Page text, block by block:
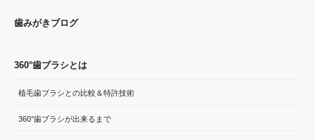
歯みがきブログ
360°歯ブラシとは
植毛歯ブラシとの比較＆特許技術
360°歯ブラシが出来るまで